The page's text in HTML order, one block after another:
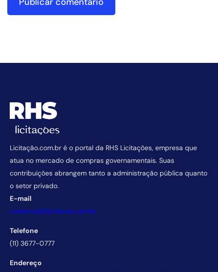
Licitação.com.br é o portal da RHS Licitações, empresa que
atua no mercado de compras governamentais. Suas
contribuições abrangem tanto a administração pública quanto
o setor privado.
E-mail
comercial@licitacao.com.br
Telefone
(11) 3677-0777
Endereço